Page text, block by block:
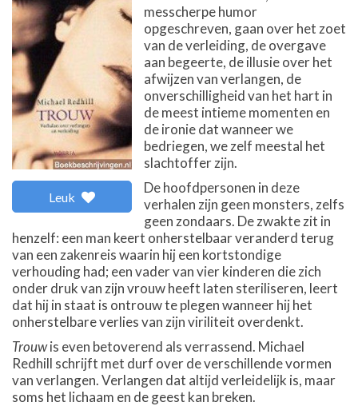
Leuk
messcherpe humor
opgeschreven, gaan over het zoet
van de verleiding, de overgave
aan begeerte, de illusie over het
afwijzen van verlangen, de
onverschilligheid van het hart in
de meest intieme momenten en
de ironie dat wanneer we
bedriegen, we zelf meestal het
slachtoffer zijn.
De hoofdpersonen in deze
verhalen zijn geen monsters, zelfs
geen zondaars. De zwakte zit in
henzelf: een man keert onherstelbaar veranderd terug
van een zakenreis waarin hij een kortstondige
verhouding had; een vader van vier kinderen die zich
onder druk van zijn vrouw heeft laten steriliseren, leert
dat hij in staat is ontrouw te plegen wanneer hij het
onherstelbare verlies van zijn viriliteit overdenkt.
Trouwis even betoverend als verrassend. Michael
Redhill schrijft met durf over de verschillende vormen
van verlangen. Verlangen dat altijd verleidelijk is, maar
soms het lichaam en de geest kan breken.